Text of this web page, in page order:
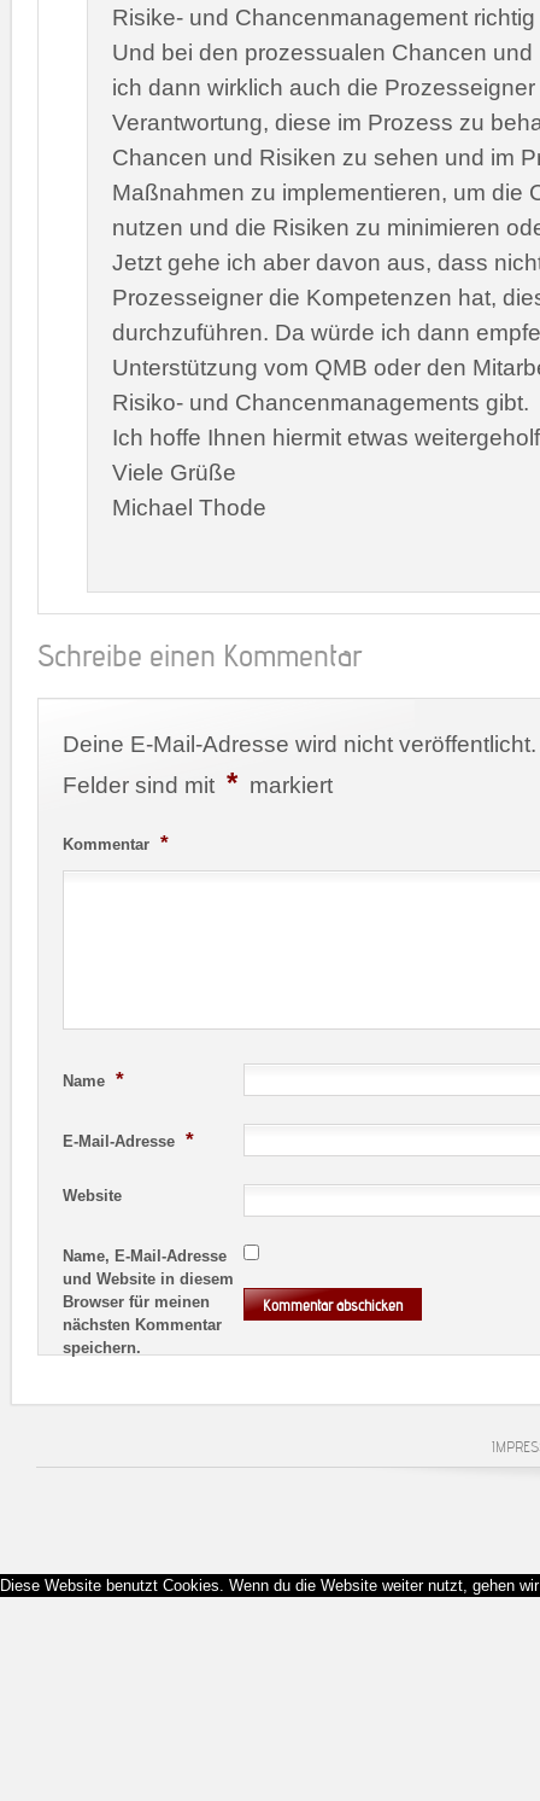
Risike- und Chancenmanagement
Und bei den prozessualen Chancen
ich dann wirklich auch die
Verantwortung, diese im Prozess zu
Chancen und Risiken zu sehen und im
Maßnahmen zu implementieren, um die
nutzen und die Risiken zu minimieren
Jetzt gehe ich aber davon aus, dass
Prozesseigner die Kompetenzen hat,
durchzuführen. Da würde ich dann
Unterstützung vom QMB oder den
Risiko- und Chancenmanagements gibt.
Ich hoffe Ihnen hiermit etwas
Viele Grüße
Michael Thode
Schreibe einen Kommentar
Deine E-Mail-Adresse wird nicht veröffentlicht.
Felder sind mit * markiert
Kommentar *
Name *
E-Mail-Adresse *
Website
Name, E-Mail-Adresse
und Website in diesem
Browser für meinen
nächsten Kommentar
speichern.
Diese Website benutzt Cookies. Wenn du die Website weiter nutzt, gehen